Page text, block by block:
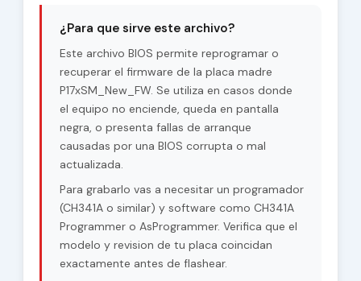
¿Para que sirve este archivo?
Este archivo BIOS permite reprogramar o
recuperar el firmware de la placa madre
P17xSM_New_FW. Se utiliza en casos donde
el equipo no enciende, queda en pantalla
negra, o presenta fallas de arranque
causadas por una BIOS corrupta o mal
actualizada.
Para grabarlo vas a necesitar un programador
(CH341A o similar) y software como CH341A
Programmer o AsProgrammer. Verifica que el
modelo y revision de tu placa coincidan
exactamente antes de flashear.